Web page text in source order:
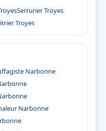
Serrurier Troyes
Troyes
Narbonne
Narbonne